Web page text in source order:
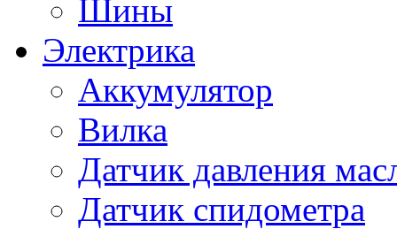
Шины
Электрика
Аккумулятор
Вилка
Датчик давления
Датчик спидометра